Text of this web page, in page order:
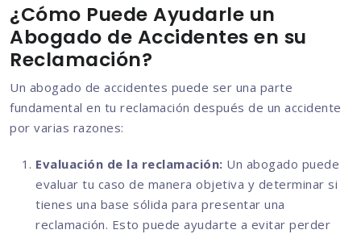
¿Cómo Puede Ayudarle un
Abogado de Accidentes en su
Reclamación?
Un abogado de accidentes puede ser una parte
fundamental en tu reclamación después de un accidente
por varias razones:
Evaluación de la reclamación: Un abogado puede
evaluar tu caso de manera objetiva y determinar si
tienes una base sólida para presentar una
reclamación. Esto puede ayudarte a evitar perder